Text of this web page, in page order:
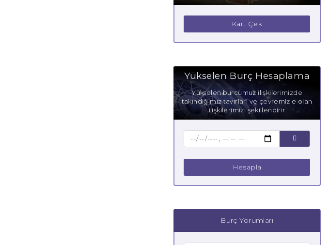
Kart Çek
Yükselen Burç Hesaplama
Yükselen burcumuz ilişkilerimizde
takındığımız tavırları ve çevremizle olan
ilişkilerimizi şekillendirir
Hesapla
Burç Yorumları